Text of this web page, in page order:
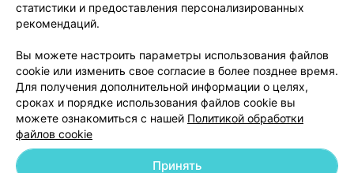
Написать руководителю 103.by
Персональные настройки cookie
Обработка персональных данных
статистики и предоставления персонализированных
рекомендаций.
Вы можете настроить параметры использования файлов
cookie или изменить свое согласие в более позднее время.
Для получения дополнительной информации о целях,
сроках и порядке использования файлов cookie вы
можете ознакомиться с нашей Политикой обработки
файлов cookie
Принять